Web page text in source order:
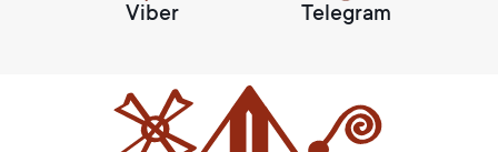
Viber Telegram